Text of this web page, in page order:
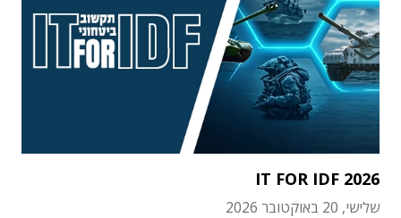
IT FOR IDF 2026
שלישי, 20 באוקטובר 2026